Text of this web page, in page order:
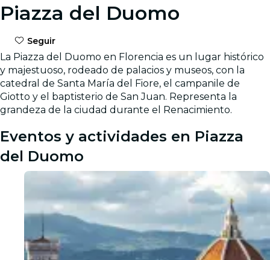
Piazza del Duomo
Seguir
La Piazza del Duomo en Florencia es un lugar histórico
y majestuoso, rodeado de palacios y museos, con la
catedral de Santa María del Fiore, el campanile de
Giotto y el baptisterio de San Juan. Representa la
grandeza de la ciudad durante el Renacimiento.
Eventos y actividades en Piazza
del Duomo